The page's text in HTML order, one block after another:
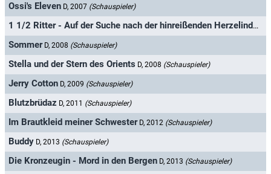
Ossi's Eleven D, 2007 (Schauspieler)
1 1/2 Ritter - Auf der Suche nach der hinreißenden Herzelinde
Sommer D, 2008 (Schauspieler)
Stella und der Stern des Orients D, 2008 (Schauspieler)
Jerry Cotton D, 2009 (Schauspieler)
Blutzbrüdaz D, 2011 (Schauspieler)
Im Brautkleid meiner Schwester D, 2012 (Schauspieler)
Buddy D, 2013 (Schauspieler)
Die Kronzeugin - Mord in den Bergen D, 2013 (Schauspieler)